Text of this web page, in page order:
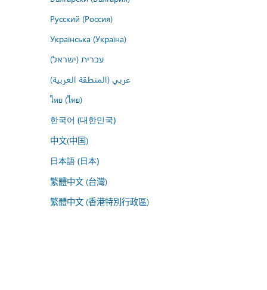
Русский (Россия)
Українська (Україна)
עברית (ישראל)
عربي (المنطقة العربية)
ไทย (ไทย)
한국어 (대한민국)
中文(中国)
日本語 (日本)
繁體中文 (台灣)
繁體中文 (香港特別行政區)